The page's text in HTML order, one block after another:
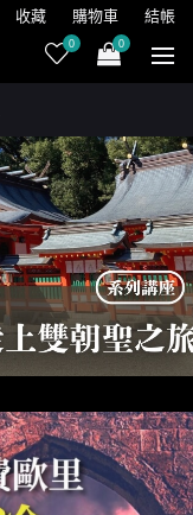
收藏 購物車 結帳
0 0